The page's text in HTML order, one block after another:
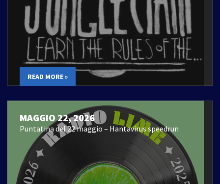
READ MORE »
MAGGIO 22, 2026
Puntatina del 22 maggio – Hantavirus speedrun